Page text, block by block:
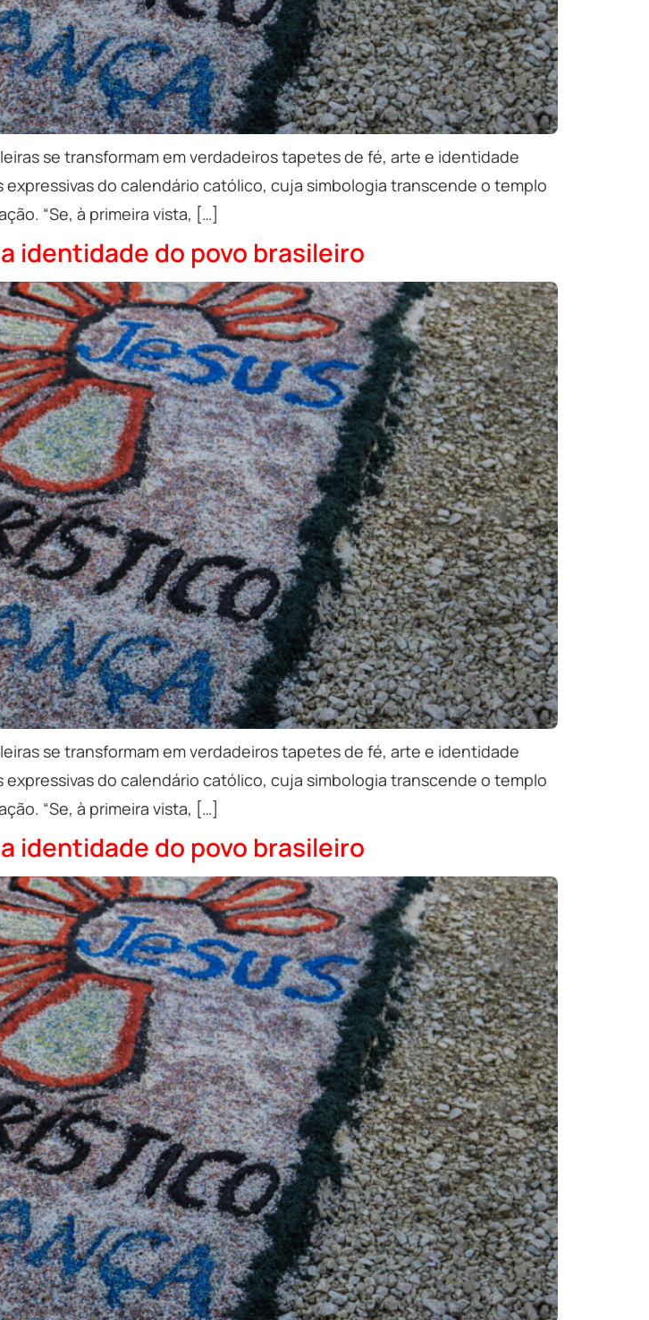
se transformam em verdadeiros tapetes de fé, arte e identidade
do calendário católico, cuja simbologia transcende o templo
“Se, à primeira vista, […]
identidade do povo brasileiro
se transformam em verdadeiros tapetes de fé, arte e identidade
do calendário católico, cuja simbologia transcende o templo
“Se, à primeira vista, […]
identidade do povo brasileiro